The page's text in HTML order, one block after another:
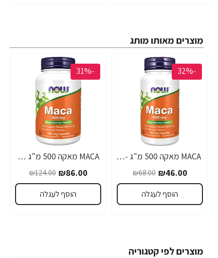
מוצרים מאותו מותג
-32%
MACA מאקה 500 מ"ג - 100 כמוסות - מבית NOW FOODS
₪46.00
₪68.00
הוסף לעגלה
-31%
MACA מאקה 500 מ"ג 250 כמוסות - מבית NOW FOODS
₪86.00
₪124.00
הוסף לעגלה
מוצרים לפי קטגוריה